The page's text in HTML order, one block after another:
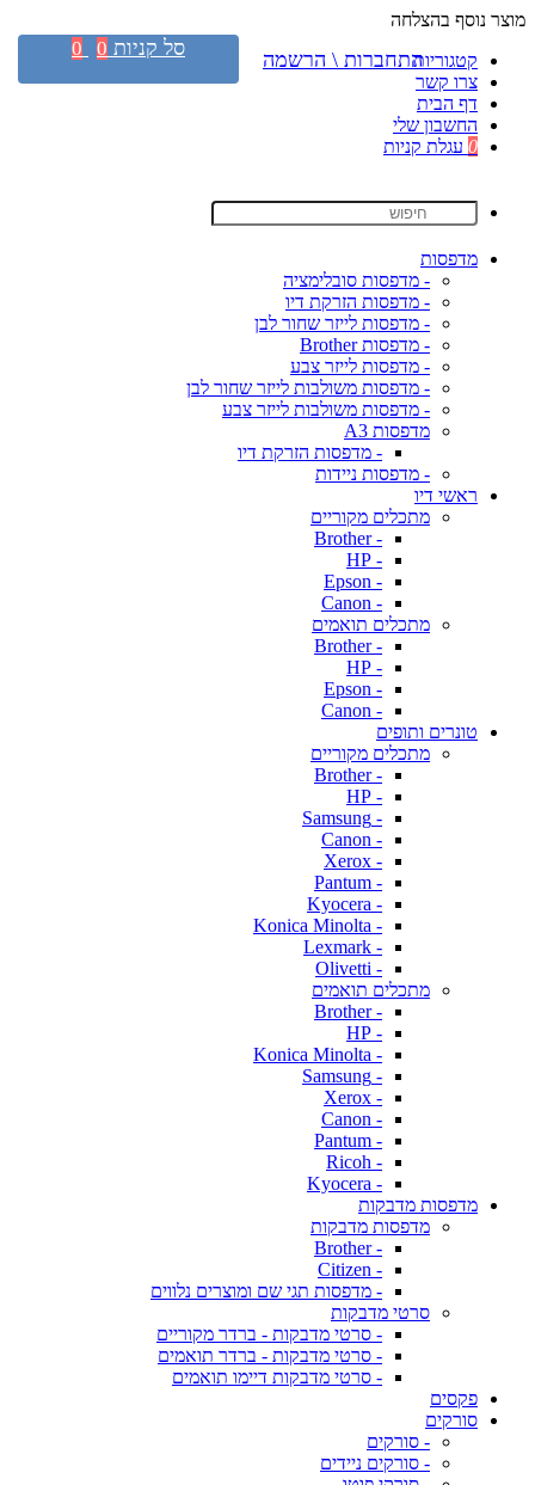
מוצר נוסף בהצלחה
קטגוריות
צרו קשר
דף הבית
החשבון שלי
0 עגלת קניות
מדפסות
- מדפסות סובלימציה
- מדפסות הזרקת דיו
- מדפסות לייזר שחור לבן
- מדפסות Brother
- מדפסות לייזר צבע
- מדפסות משולבות לייזר שחור לבן
- מדפסות משולבות לייזר צבע
מדפסות A3
- מדפסות הזרקת דיו
- מדפסות ניידות
ראשי דיו
מתכלים מקוריים
- Brother
- HP
- Epson
- Canon
מתכלים תואמים
- Brother
- HP
- Epson
- Canon
טונרים ותופים
מתכלים מקוריים
- Brother
- HP
- Samsung
- Canon
- Xerox
- Pantum
- Kyocera
- Konica Minolta
- Lexmark
- Olivetti
מתכלים תואמים
- Brother
- HP
- Konica Minolta
- Samsung
- Xerox
- Canon
- Pantum
- Ricoh
- Kyocera
מדפסות מדבקות
מדפסות מדבקות
- Brother
- Citizen
- מדפסות תגי שם ומוצרים נלווים
סרטי מדבקות
- סרטי מדבקות - ברדר מקוריים
- סרטי מדבקות - ברדר תואמים
- סרטי מדבקות דיימו תואמים
פקסים
סורקים
- סורקים
- סורקים ניידים
התחברות \ הרשמה סל קניות 0
0